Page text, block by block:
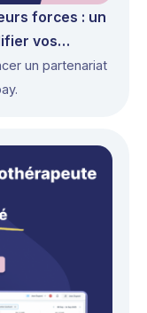
forces : un
vos
un partenariat